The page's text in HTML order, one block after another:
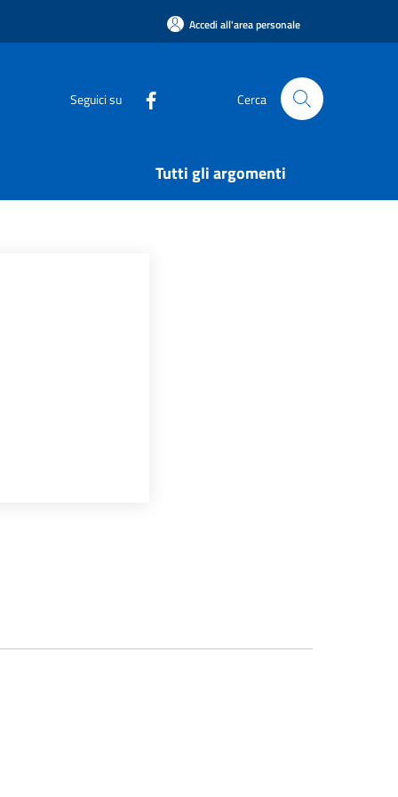
Accedi all'area personale
Seguici su Cerca
Tutti gli argomenti